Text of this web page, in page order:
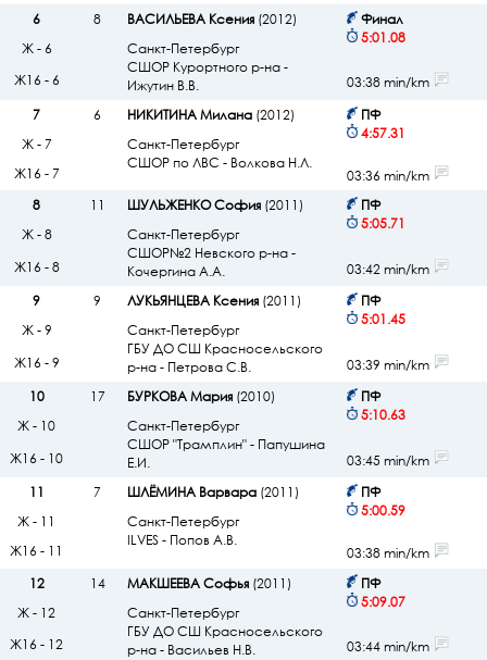
6
8 ВАСИЛЬЕВА Ксения(2012)
Санкт-Петербург
СШОР Курортного р-на -
Ижутин В.В.
Финал
5:01.08
Ж - 6
Ж16 - 6
03:38 min/km
7
6 НИКИТИНА Милана(2012)
Санкт-Петербург
СШОР по ЛВС - Волкова Н.Л.
ПФ
4:57.31
Ж - 7
Ж16 - 7
03:36 min/km
8
11 ШУЛЬЖЕНКО София(2011)
Санкт-Петербург
СШОР№2 Невского р-на -
Кочергина А.А.
ПФ
5:05.71
Ж - 8
Ж16 - 8
03:42 min/km
9
9 ЛУКЬЯНЦЕВА Ксения(2011)
Санкт-Петербург
ГБУ ДО СШ Красносельского
р-на - Петрова С.В.
ПФ
5:01.45
Ж - 9
Ж16 - 9
03:39 min/km
10
17 БУРКОВА Мария(2010)
Санкт-Петербург
СШОР "Трамплин" - Папушина
Е.И.
ПФ
5:10.63
Ж - 10
Ж16 - 10
03:45 min/km
11
7 ШЛЁМИНА Варвара(2011)
Санкт-Петербург
ILVES - Попов А.В.
ПФ
5:00.59
Ж - 11
Ж16 - 11
03:38 min/km
12
14 МАКШЕЕВА Софья(2011)
Санкт-Петербург
ГБУ ДО СШ Красносельского
р-на - Васильев Н.В.
ПФ
5:09.07
Ж - 12
Ж16 - 12
03:44 min/km